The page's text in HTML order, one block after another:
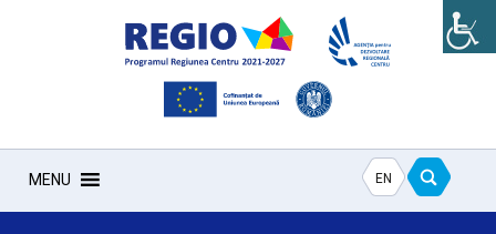
MENU EN